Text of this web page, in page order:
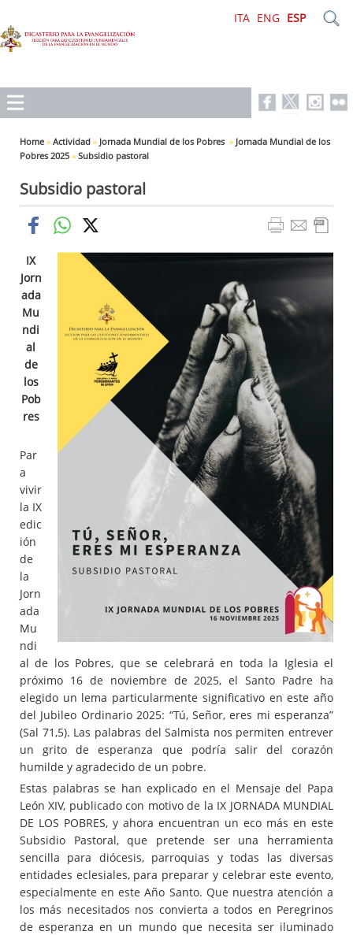
ITA ENG ESP
Home » Actividad » Jornada Mundial de los Pobres » Jornada Mundial de los
Pobres 2025 » Subsidio pastoral
Subsidio pastoral
IX
Jorn
ada
Mu
ndi
al
de
los
Pob
res
Par
a
vivir
la IX
edic
ión
de
la
Jorn
ada
Mu
ndi
al de los Pobres, que se celebrará en toda la Iglesia el
próximo 16 de noviembre de 2025, el Santo Padre ha
elegido un lema particularmente significativo en este año
del Jubileo Ordinario 2025: “Tú, Señor, eres mi esperanza”
(Sal 71,5). Las palabras del Salmista nos permiten entrever
un grito de esperanza que podría salir del corazón
humilde y agradecido de un pobre.
Estas palabras se han explicado en el Mensaje del Papa
León XIV, publicado con motivo de la IX JORNADA MUNDIAL
DE LOS POBRES, y ahora encuentran un eco más en este
Subsidio Pastoral, que pretende ser una herramienta
sencilla para diócesis, parroquias y todas las diversas
entidades eclesiales, para preparar y celebrar este evento,
especialmente en este Año Santo. Que nuestra atención a
los más necesitados nos convierta a todos en Peregrinos
de esperanza en un mundo que necesita ser iluminado